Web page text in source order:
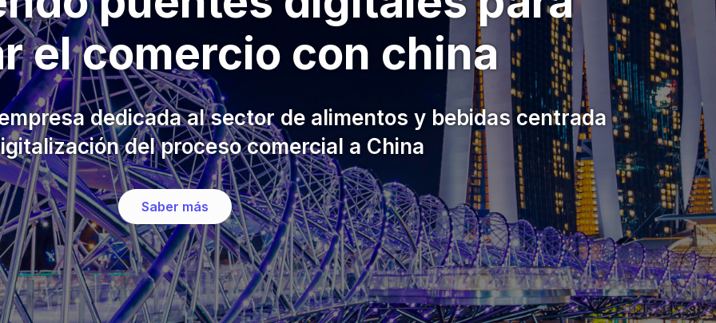
el comercio con china
dedicada al sector de alimentos y bebidas centrada
del proceso comercial a China
Saber más